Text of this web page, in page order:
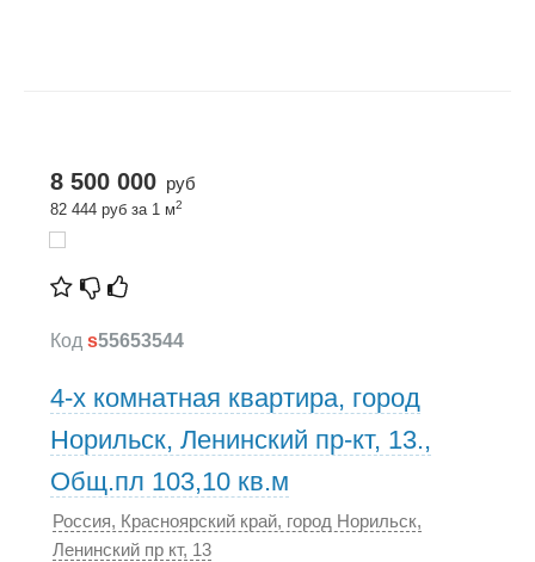
8 500 000 руб
82 444 руб за 1 м2
Код s55653544
4-х комнатная квартира, город
Норильск, Ленинский пр-кт, 13.,
Общ.пл 103,10 кв.м
Россия, Красноярский край, город Норильск,
Ленинский пр кт, 13